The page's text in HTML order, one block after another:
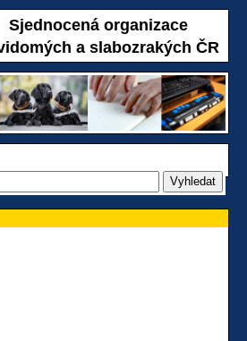
Sjednocená organizace
a slabozrakých ČR